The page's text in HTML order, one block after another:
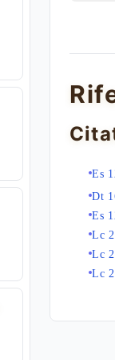
Es
Dt
Es
Lc
Lc
Lc